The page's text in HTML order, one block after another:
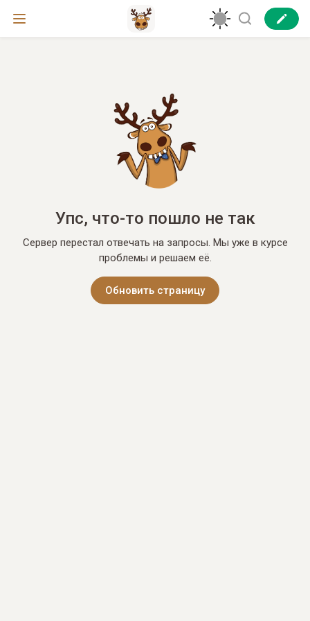
Упс, что-то пошло не так
Сервер перестал отвечать на запросы. Мы уже в курсе
проблемы и решаем её.
Обновить страницу